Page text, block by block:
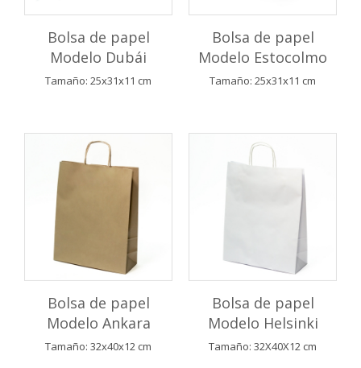
Bolsa de papel
Modelo Dubái
Tamaño: 25x31x11 cm
Bolsa de papel
Modelo Estocolmo
Tamaño: 25x31x11 cm
Bolsa de papel
Modelo Ankara
Tamaño: 32x40x12 cm
Bolsa de papel
Modelo Helsinki
Tamaño: 32X40X12 cm